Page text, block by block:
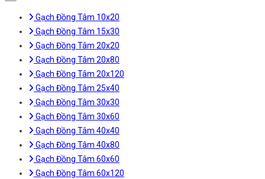
Gạch Đồng Tâm 10x20
Gạch Đồng Tâm 15x30
Gạch Đồng Tâm 20x20
Gạch Đồng Tâm 20x80
Gạch Đồng Tâm 20x120
Gạch Đồng Tâm 25x40
Gạch Đồng Tâm 30x30
Gạch Đồng Tâm 30x60
Gạch Đồng Tâm 40x40
Gạch Đồng Tâm 40x80
Gạch Đồng Tâm 60x60
Gạch Đồng Tâm 60x120